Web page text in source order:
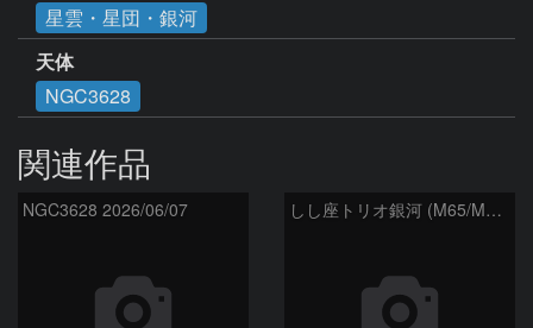
星雲・星団・銀河
天体
NGC3628
関連作品
NGC3628 2026/06/07 しし座トリオ銀河 (M65/M66/NGC3628) 2026/05/11